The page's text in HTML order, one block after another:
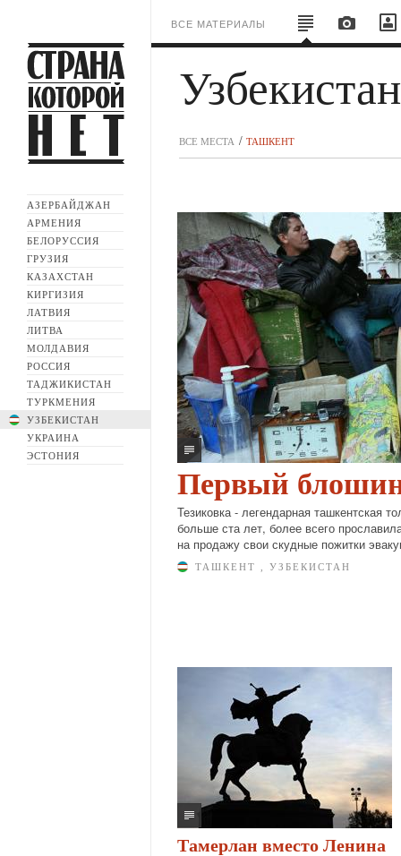
АЗЕРБАЙДЖАН
АРМЕНИЯ
БЕЛОРУССИЯ
ГРУЗИЯ
КАЗАХСТАН
КИРГИЗИЯ
ЛАТВИЯ
ЛИТВА
МОЛДАВИЯ
РОССИЯ
ТАДЖИКИСТАН
ТУРКМЕНИЯ
УЗБЕКИСТАН
УКРАИНА
ЭСТОНИЯ
ВСЕ МАТЕРИАЛЫ
Узбекистан
ВСЕ МЕСТА ТАШКЕНТ
Первый
Тезиковка - легендарная ташкентская
больше ста лет, более всего
на продажу свои скудные пожитки
ТАШКЕНТ , УЗБЕКИСТАН
Тамерлан вместо Ленина